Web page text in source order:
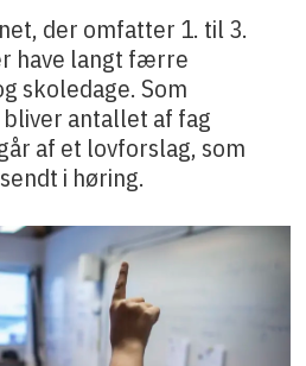
der omfatter 1. til 3.
have langt færre
skoledage. Som
antallet af fag
af et lovforslag, som
i høring.